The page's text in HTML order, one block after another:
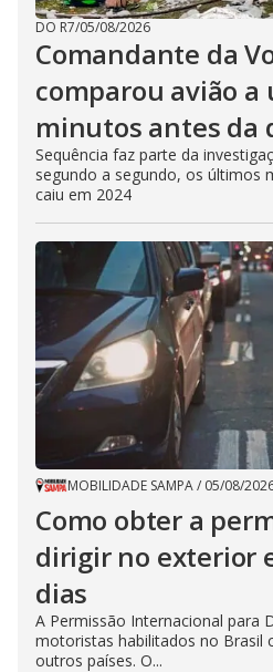
DO R7/05/08/2026
Comandante da
comparou avião a
minutos antes da
Sequência faz parte da
segundo a segundo, os últimos
caiu em 2024
MOBILIDADE SAMPA/ 05/08/
Como obter a
dirigir no exterior
dias
A Permissão Internacional para
motoristas habilitados no Brasil
outros países. O...